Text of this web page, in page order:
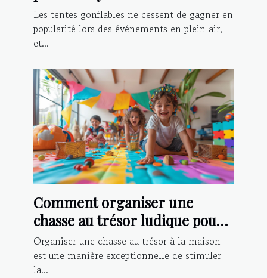
présence lors d'événements
Les tentes gonflables ne cessent de gagner en
popularité lors des événements en plein air,
et...
Comment organiser une
chasse au trésor ludique pour
enfants à la maison
Organiser une chasse au trésor à la maison
est une manière exceptionnelle de stimuler
la...